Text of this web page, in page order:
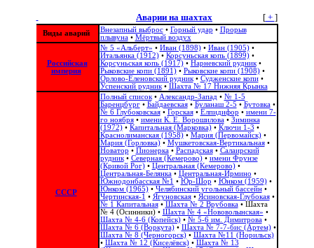
[+ ]
Аварии на шахтах
Виды аварий Внезапный выброс• Горный удар • Прорыв
плывуна• Мёртвый воздух
Российская
империя
№ 5 «Альберт» • Иван (1898)• Иван (1905)•
Итальянка (1912)• Корсуньская копь (1899)•
Корсуньская копь (1917)• Нарневский рудник•
Рыковские копи (1891)• Рыковские копи (1908)•
Орлово-Еленовский рудник• Судженские копи•
Успенский рудник• Шахта № 17 Нижняя Крынка
СССР
Полный список• Александр-Запад • № 1-5
Баренцбург• Байдаевская• Буланаш 2-5 • Бутовка•
№ 6 Глубоковская• Горская• Елпидифор • имени 7-
го ноября• имени К. Е. Ворошилова• Зиминка
(1972)• Капитальная (Марковка)• Ключи 1-3 •
Краснолиманская (1958)• Мария (Первомайск)•
Мария (Горловка)• Мушкетовская-Вертикальная•
Новатор • Пионерка• Распадская• Салаирский
рудник• Северная (Кемерово)• имени Фрунзе
(Кривой Рог)• Центральная (Кемерово)•
Центральная-Белянка• Центральная-Ирмино •
Южнодонбасская №1 • Юр-Шор • Юнком (1959)•
Юнком (1965)• Челябинский угольный бассейн•
Чертинская-1 • Ягуновская• Ясиновская-Глубокая•
№ 1 Капитальная• Шахта № 2 Врубовка• Шахта
№ 4 (Осинники)• Шахта № 4 «Нововолынская» •
Шахта № 4-6 (Копейск)• № 5-6 им. Димитрова•
Шахта № 6 (Воркута)• Шахта № 7-7-бис (Артем)•
Шахта № 8 (Черногорск)• Шахта №11 (Норильск)
• Шахта № 12 (Киселёвск)• Шахта № 13